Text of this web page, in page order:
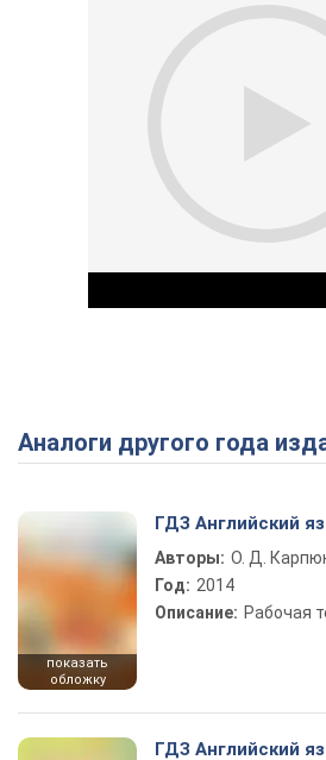
Аналоги другого года
показать
обложку
ГДЗ Английский
Авторы: О. Д.
Год: 2014
Описание: Рабочая
ГДЗ Английский